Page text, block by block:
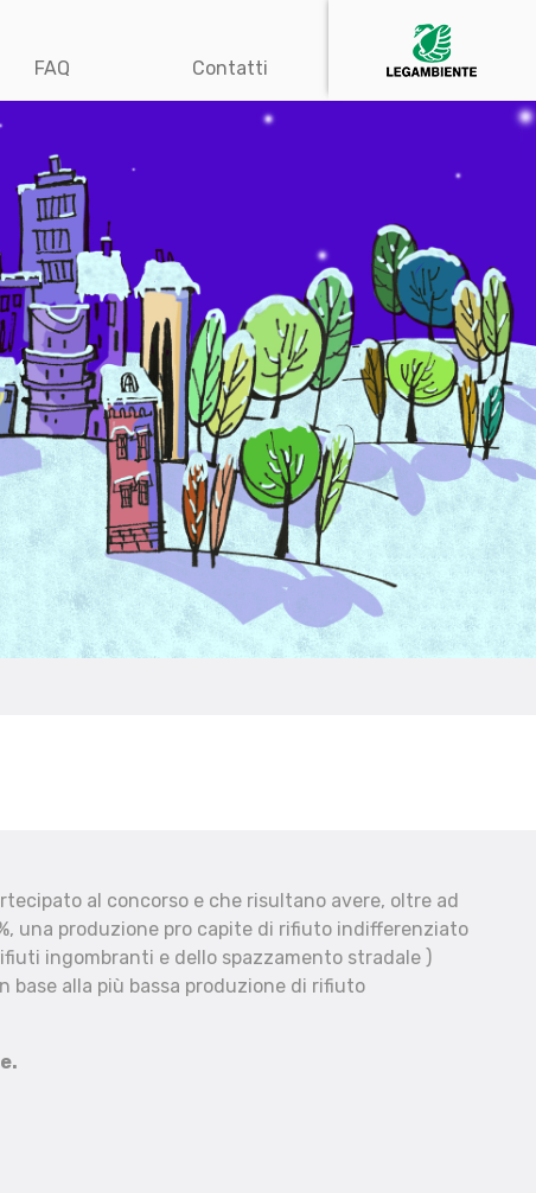
FAQ Contatti
al concorso e che risultano avere, oltre ad
una produzione pro capite di rifiuto indifferenziato
ingombranti e dello spazzamento stradale )
alla più bassa produzione di rifiuto